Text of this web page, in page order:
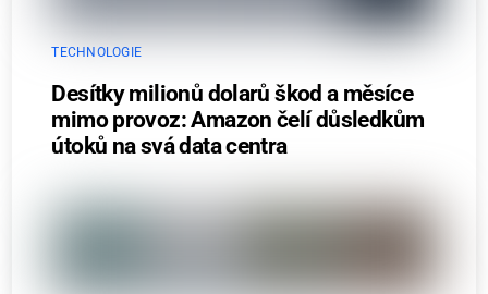
TECHNOLOGIE
Desítky milionů dolarů škod a měsíce
mimo provoz: Amazon čelí důsledkům
útoků na svá data centra